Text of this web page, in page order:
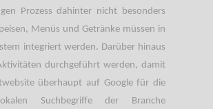
Prozess dahinter nicht besonders
Menüs und Getränke müssen in
integriert werden. Darüber hinaus
durchgeführt werden, damit
überhaupt auf Google für die
Suchbegriffe der Branche